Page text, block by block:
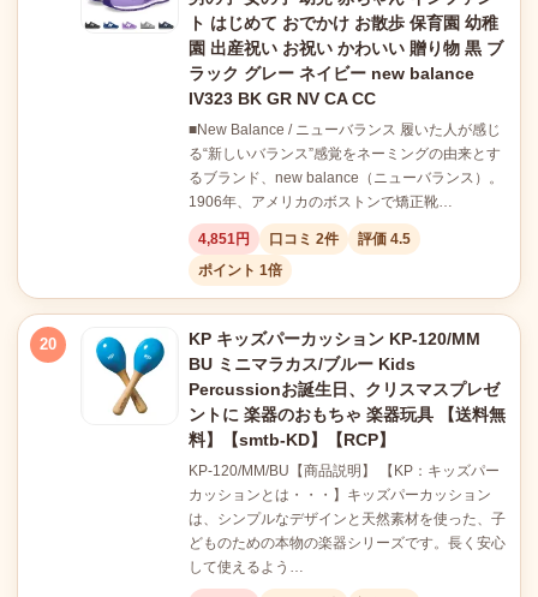
ト はじめて おでかけ お散歩 保育園 幼稚
園 出産祝い お祝い かわいい 贈り物 黒 ブ
ラック グレー ネイビー new balance
IV323 BK GR NV CA CC
■New Balance / ニューバランス 履いた人が感じ
る“新しいバランス”感覚をネーミングの由来とす
るブランド、new balance（ニューバランス）。
1906年、アメリカのボストンで矯正靴…
4,851円 口コミ 2件
評価 4.5
ポイント 1倍
20
KP キッズパーカッション KP-120/MM
BU ミニマラカス/ブルー Kids
Percussionお誕生日、クリスマスプレゼ
ントに 楽器のおもちゃ 楽器玩具 【送料無
料】【smtb-KD】【RCP】
KP-120/MM/BU【商品説明】 【KP：キッズパー
カッションとは・・・】キッズパーカッション
は、シンプルなデザインと天然素材を使った、子
どものための本物の楽器シリーズです。長く安心
して使えるよう…